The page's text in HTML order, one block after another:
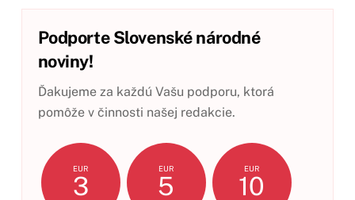
Podporte Slovenské národné
noviny!
Ďakujeme za každú Vašu podporu, ktorá
pomôže v činnosti našej redakcie.
EUR
3
EUR
5
EUR
10